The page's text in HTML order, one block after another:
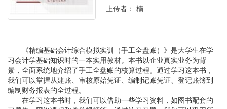
上传者： 楠
《精编基础会计综合模拟实训（手工全盘账）》是大学生在学
习会计学基础知识时的一本实用教材。本书以企业真实业务为背
景，全面系统地介绍了手工全盘账的核算过程。通过学习这本书，
我们可以掌握从建账、审核原始凭证、编制记账凭证、登记账簿到
编制财务报表的全过程。
在学习这本书时，我们可以借助一些学习资料，如图书配套的